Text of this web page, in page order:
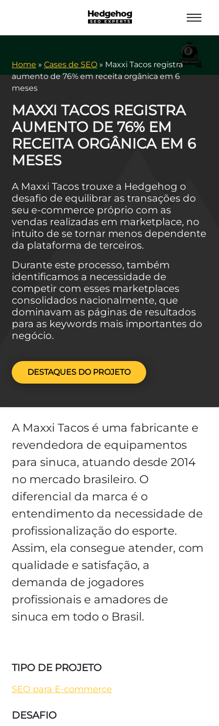
Home » Cases de SEO » Maxxi Tacos registra
aumento de 76% em receita orgânica em 6
meses
MAXXI TACOS REGISTRA
AUMENTO DE 76% EM
RECEITA ORGÂNICA EM 6
MESES
A Maxxi Tacos trouxe a Hedgehog o
desafio de equilibrar as transações do
seu e-commerce próprio com as
vendas realizadas em marketplace, no
intuito de se tornar menos dependente
da plataforma de terceiros.
Durante este processo, também
identificamos a necessidade de
competir com esses marketplaces
consolidados nacionalmente, que
dominavam as páginas de resultados
para as keywords mais importantes do
negócio.
DESTAQUES DO PROJETO
A Maxxi Tacos é uma fabricante e
revendedora de equipamentos
para sinuca, atuando desde 2014
no mercado brasileiro. O
diferencial da marca é o
entendimento da necessidade de
profissionalização do esporte.
Assim, ela consegue atender, com
qualidade e satisfação, a
demanda de jogadores
profissionais e amadores de
sinuca em todo o Brasil.
TIPO DE PROJETO
SEO para E-commerce
DESAFIO